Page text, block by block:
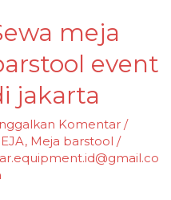
meja
event
jakarta
Komentar /
, Meja barstool /